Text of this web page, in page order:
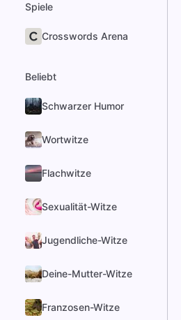
Spiele
Crosswords Arena
Beliebt
Schwarzer Humor
Wortwitze
Flachwitze
Sexualität-Witze
Jugendliche-Witze
Deine-Mutter-Witze
Franzosen-Witze